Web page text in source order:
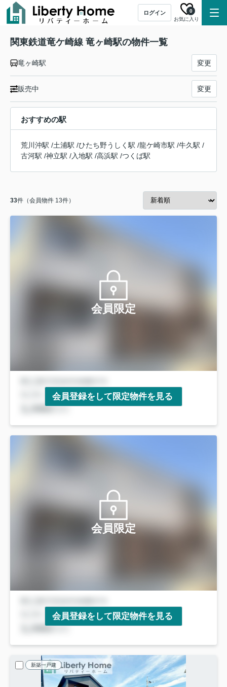
ログイン
お気に入り
0
関東鉄道竜ケ崎線 竜ヶ崎駅の物件一覧
竜ヶ崎駅 変更
販売中 変更
おすすめの駅
荒川沖駅 /土浦駅 /ひたち野うしく駅 /龍ケ崎市駅 /牛久駅 /
古河駅 /神立駅 /入地駅 /高浜駅 /つくば駅
33件（会員物件 13件）
会員限定
会員登録をして限定物件を見る
会員限定
会員登録をして限定物件を見る
新築一戸建